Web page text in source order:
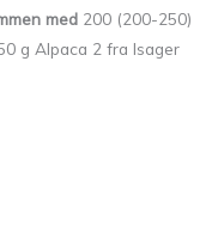
med 200 (200-250)
g Alpaca 2 fra Isager